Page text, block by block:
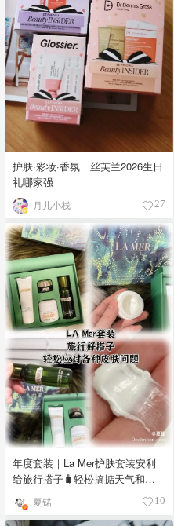
护肤·彩妆·香氛｜丝芙兰2026生日
礼哪家强
月儿小栈 27
年度套装｜La Mer护肤套装安利
给旅行搭子🧳轻松搞掂天气和皮
肤问题🙋🏻‍♀️
夏锘 10